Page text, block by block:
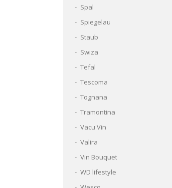
Spal
Spiegelau
Staub
Swiza
Tefal
Tescoma
Tognana
Tramontina
Vacu Vin
Valira
Vin Bouquet
WD lifestyle